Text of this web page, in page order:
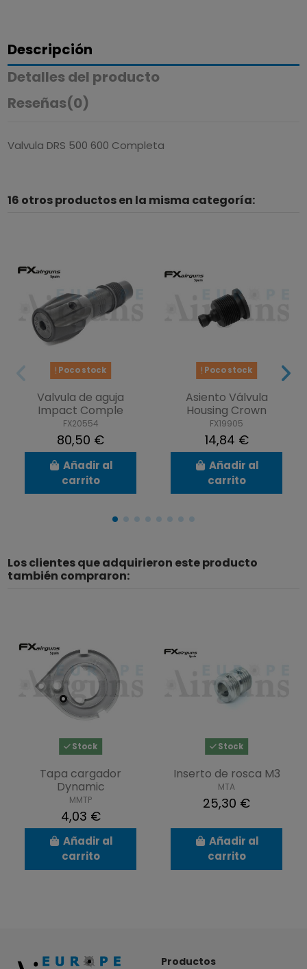
Descripción
Detalles del producto
Reseñas(0)
Valvula DRS 500 600 Completa
16 otros productos en la misma categoría:
Poco stock
Valvula de aguja
Impact Comple
FX20554
80,50 €
Añadir al
carrito
Poco stock
Asiento Válvula
Housing Crown
FX19905
14,84 €
Añadir al
carrito
Los clientes que adquirieron este producto
también compraron:
Stock
Tapa cargador
Dynamic
MMTP
4,03 €
Añadir al
carrito
Stock
Inserto de rosca M3
MTA
25,30 €
Añadir al
carrito
Productos